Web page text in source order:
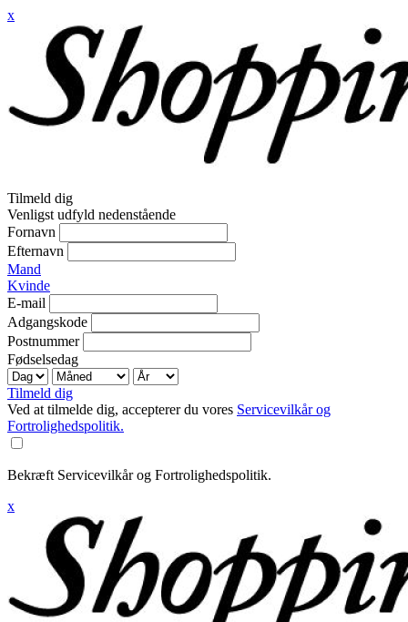
x
Tilmeld dig
Venligst udfyld nedenstående
Fornavn
Efternavn
Mand
Kvinde
E-mail
Adgangskode
Postnummer
Fødselsedag
Tilmeld dig
Ved at tilmelde dig, accepterer du vores Servicevilkår og
Fortrolighedspolitik.
Bekræft Servicevilkår og Fortrolighedspolitik.
x